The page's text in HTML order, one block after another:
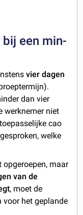
een min-
vier dagen
dan vier
werknemer niet
cao
welke
opgeroepen, maar
van de
, moet de
voor het geplande